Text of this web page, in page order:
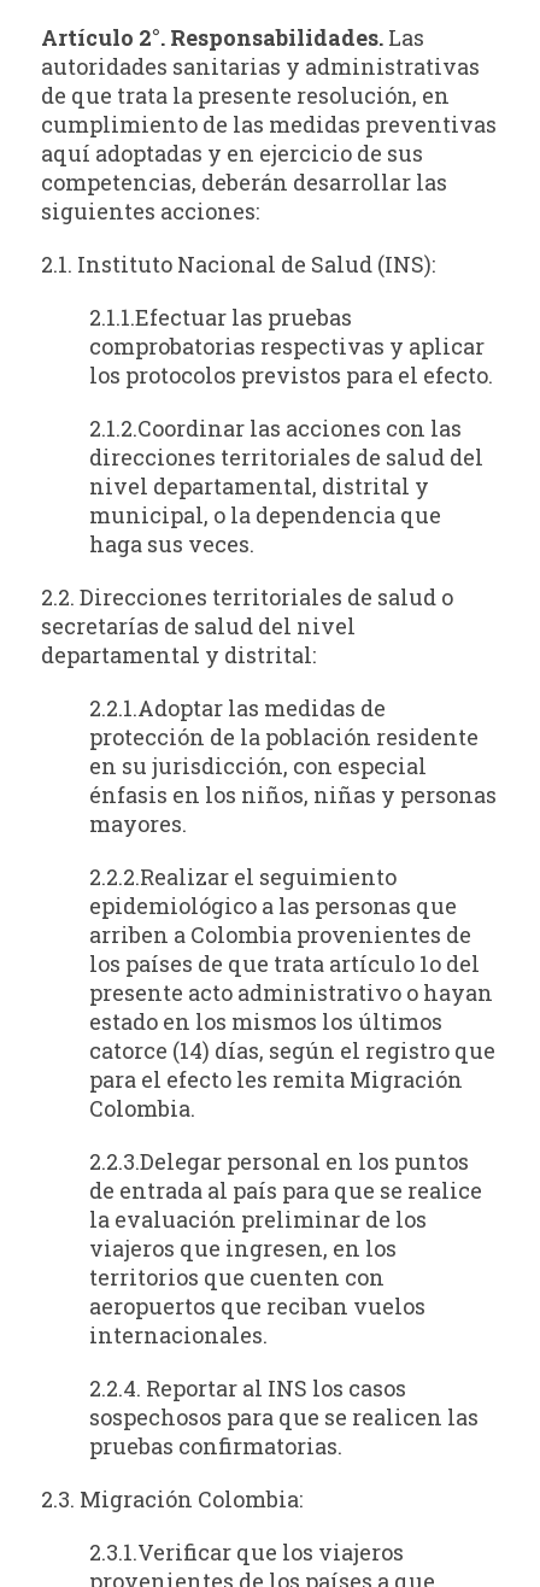
Artículo 2°. Responsabilidades. Las
autoridades sanitarias y administrativas
de que trata la presente resolución, en
cumplimiento de las medidas preventivas
aquí adoptadas y en ejercicio de sus
competencias, deberán desarrollar las
siguientes acciones:
2.1. Instituto Nacional de Salud (INS):
2.1.1.Efectuar las pruebas
comprobatorias respectivas y aplicar
los protocolos previstos para el efecto.
2.1.2.Coordinar las acciones con las
direcciones territoriales de salud del
nivel departamental, distrital y
municipal, o la dependencia que
haga sus veces.
2.2. Direcciones territoriales de salud o
secretarías de salud del nivel
departamental y distrital:
2.2.1.Adoptar las medidas de
protección de la población residente
en su jurisdicción, con especial
énfasis en los niños, niñas y personas
mayores.
2.2.2.Realizar el seguimiento
epidemiológico a las personas que
arriben a Colombia provenientes de
los países de que trata artículo 1o del
presente acto administrativo o hayan
estado en los mismos los últimos
catorce (14) días, según el registro que
para el efecto les remita Migración
Colombia.
2.2.3.Delegar personal en los puntos
de entrada al país para que se realice
la evaluación preliminar de los
viajeros que ingresen, en los
territorios que cuenten con
aeropuertos que reciban vuelos
internacionales.
2.2.4. Reportar al INS los casos
sospechosos para que se realicen las
pruebas confirmatorias.
2.3. Migración Colombia:
2.3.1.Verificar que los viajeros
provenientes de los países a que